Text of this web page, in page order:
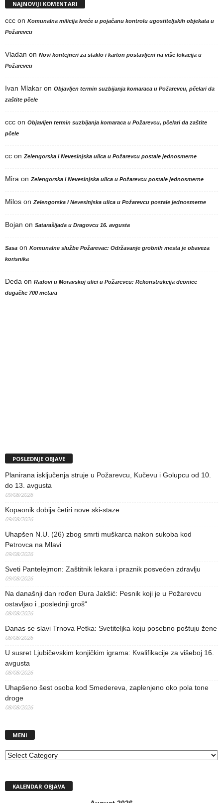
NAJNOVIJI KOMENTARI
ccc on Komunalna milicija kreće u pojačanu kontrolu ugostiteljskih objekata u
Požarevcu
Vladan on Novi kontejneri za staklo i karton postavljeni na više lokacija u
Požarevcu
Ivan Mlakar on Objavljen termin suzbijanja komaraca u Požarevcu, pčelari da
zaštite pčele
ccc on Objavljen termin suzbijanja komaraca u Požarevcu, pčelari da zaštite
pčele
cc onZelengorska i Nevesinjska ulica u Požarevcu postale jednosmerne
Mira onZelengorska i Nevesinjska ulica u Požarevcu postale jednosmerne
Milos onZelengorska i Nevesinjska ulica u Požarevcu postale jednosmerne
Bojan on Satarašijada u Dragovcu 16. avgusta
Sasa on Komunalne službe Požarevac: Održavanje grobnih mesta je obaveza
korisnika
Deda on Radovi u Moravskoj ulici u Požarevcu: Rekonstrukcija deonice
dugačke 700 metara
POSLEDNJE OBJAVE
Planirana isključenja struje u Požarevcu, Kučevu i Golupcu od 10.
do 13. avgusta
09/08/2026
Kopaonik dobija četiri nove ski-staze
09/08/2026
Uhapšen N.U. (26) zbog smrti muškarca nakon sukoba kod
Petrovca na Mlavi
09/08/2026
Sveti Pantelejmon: Zaštitnik lekara i praznik posvećen zdravlju
09/08/2026
Na današnji dan rođen Đura Jakšić: Pesnik koji je u Požarevcu
ostavljao i „poslednji groš“
08/08/2026
Danas se slavi Trnova Petka: Svetiteljka koju posebno poštuju žene
08/08/2026
U susret Ljubičevskim konjičkim igrama: Kvalifikacije za višeboj 16.
avgusta
08/08/2026
Uhapšeno šest osoba kod Smedereva, zaplenjeno oko pola tone
droge
08/08/2026
MENI
MENI
KALENDAR OBJAVA